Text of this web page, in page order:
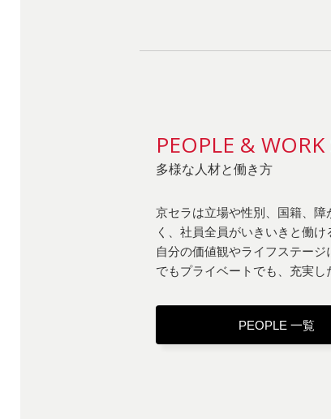
PEOPLE & WORK
多様な人材と働き方
京セラは立場や性別、国籍、
く、社員全員がいきいきと働け
自分の価値観やライフステー
でもプライベートでも、充実し
PEOPLE 一覧